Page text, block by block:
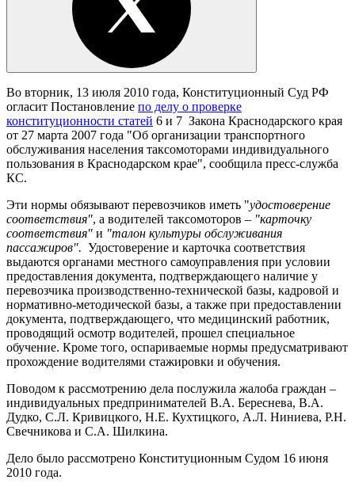
Во вторник, 13 июля 2010 года, Конституционный Суд РФ
огласит Постановление по делу о проверке
конституционности статей 6 и 7 Закона Краснодарского края
от 27 марта 2007 года "Об организации транспортного
обслуживания населения таксомоторами индивидуального
пользования в Краснодарском крае", сообщила пресс-служба
КС.
Эти нормы обязывают перевозчиков иметь "удостоверение
соответствия", а водителей таксомоторов – "карточку
соответствия" и "талон культуры обслуживания
пассажиров". Удостоверение и карточка соответствия
выдаются органами местного самоуправления при условии
предоставления документа, подтверждающего наличие у
перевозчика производственно-технической базы, кадровой и
нормативно-методической базы, а также при предоставлении
документа, подтверждающего, что медицинский работник,
проводящий осмотр водителей, прошел специальное
обучение. Кроме того, оспариваемые нормы предусматривают
прохождение водителями стажировки и обучения.
Поводом к рассмотрению дела послужила жалоба граждан –
индивидуальных предпринимателей В.А. Береснева, В.А.
Дудко, С.Л. Кривицкого, Н.Е. Кухтицкого, А.Л. Ниниева, Р.Н.
Свечникова и С.А. Шилкина.
Дело было рассмотрено Конституционным Судом 16 июня
2010 года.